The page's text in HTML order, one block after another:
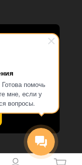
помочь
мне, если у
вопросы.
сайтом
в
Чивчян М.Р.)